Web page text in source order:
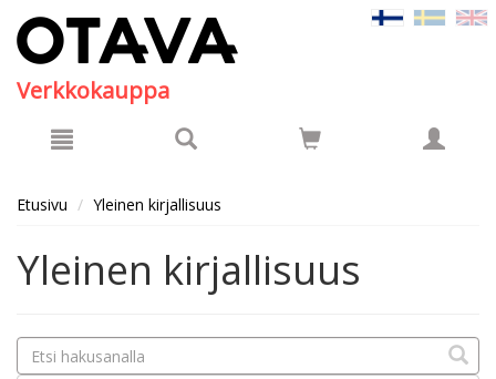
Verkkokauppa
Etusivu Yleinen kirjallisuus
Yleinen kirjallisuus